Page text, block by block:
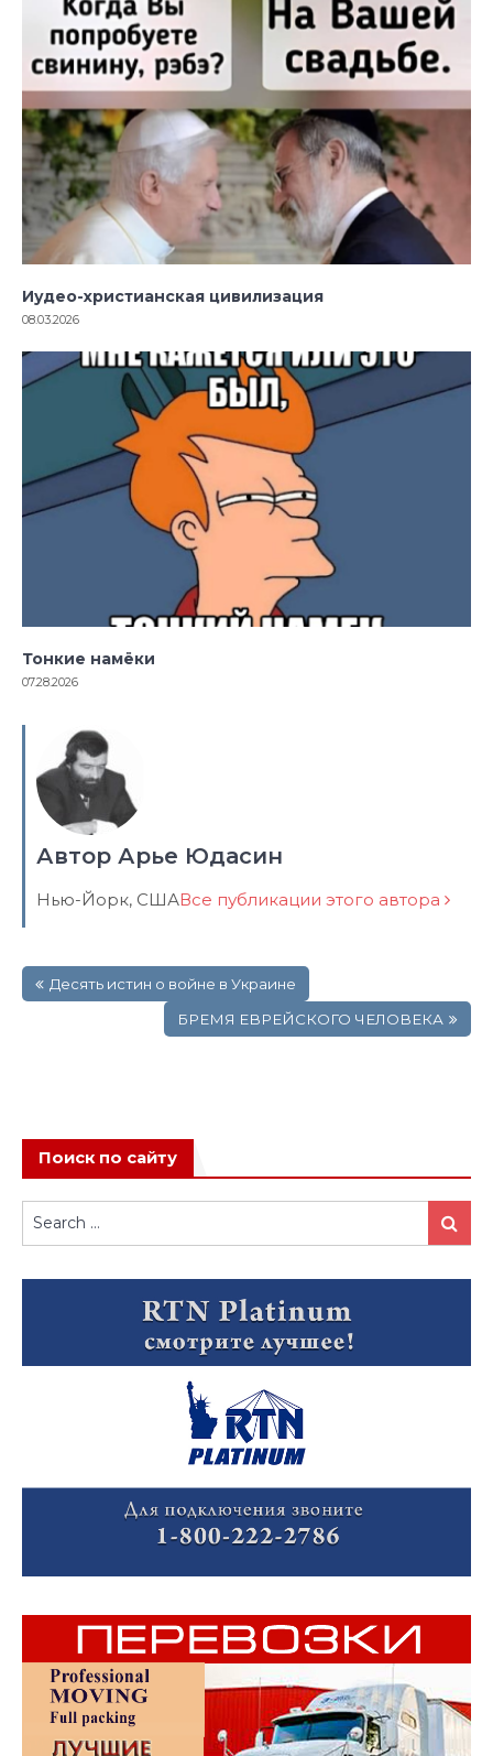
Иудео-христианская цивилизация
08.03.2026
Тонкие намёки
07.28.2026
Автор Арье Юдасин
Нью-Йорк, СШАВсе публикации этого автора
поДесять истин о войне в Украине
БРЕМЯ ЕВРЕЙСКОГО ЧЕЛОВЕКА
Поиск по сайту
for:
Search